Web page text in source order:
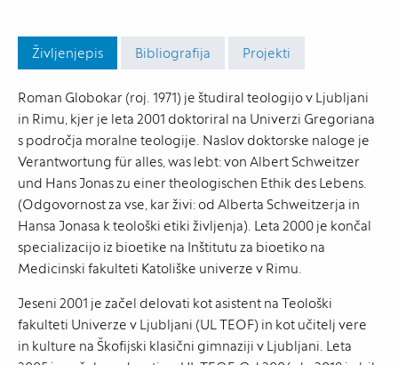
Življenjepis Bibliografija Projekti
Roman Globokar (roj. 1971) je študiral teologijo v Ljubljani
in Rimu, kjer je leta 2001 doktoriral na Univerzi Gregoriana
s področja moralne teologije. Naslov doktorske naloge je
Verantwortung für alles, was lebt: von Albert Schweitzer
und Hans Jonas zu einer theologischen Ethik des Lebens.
(Odgovornost za vse, kar živi: od Alberta Schweitzerja in
Hansa Jonasa k teološki etiki življenja). Leta 2000 je končal
specializacijo iz bioetike na Inštitutu za bioetiko na
Medicinski fakulteti Katoliške univerze v Rimu.
Jeseni 2001 je začel delovati kot asistent na Teološki
fakulteti Univerze v Ljubljani (UL TEOF) in kot učitelj vere
in kulture na Škofijski klasični gimnaziji v Ljubljani. Leta